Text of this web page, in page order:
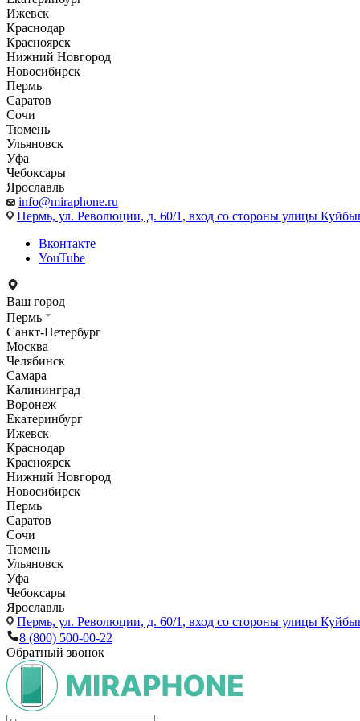
Ижевск
Краснодар
Красноярск
Нижний Новгород
Новосибирск
Пермь
Саратов
Сочи
Тюмень
Ульяновск
Уфа
Чебоксары
Ярославль
info@miraphone.ru
Пермь, ул. Революции, д. 60/1, вход со стороны улицы
Вконтакте
YouTube
Ваш город
Пермь
Санкт-Петербург
Москва
Челябинск
Самара
Калининград
Воронеж
Екатеринбург
Ижевск
Краснодар
Красноярск
Нижний Новгород
Новосибирск
Пермь
Саратов
Сочи
Тюмень
Ульяновск
Уфа
Чебоксары
Ярославль
Пермь, ул. Революции, д. 60/1, вход со стороны улицы
8 (800) 500-00-22
Обратный звонок